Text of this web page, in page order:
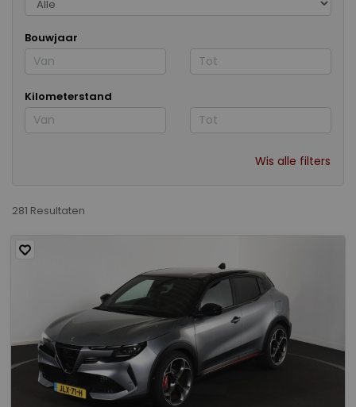
Bouwjaar
Kilometerstand
Wis alle filters
281 Resultaten